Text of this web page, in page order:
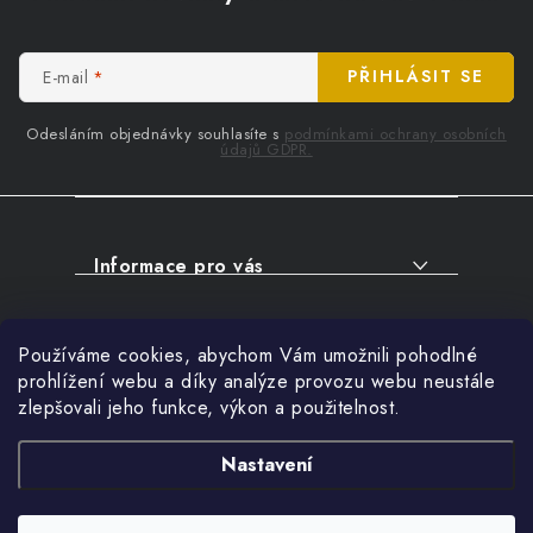
Používáme cookies, abychom Vám umožnili pohodlné
prohlížení webu a díky analýze provozu webu neustále
zlepšovali jeho funkce, výkon a použitelnost.
Nastavení
E-mail
Odesláním objednávky souhlasíte s podmínkami ochrany osobních
údajů GDPR.
PŘIHLÁSIT SE
Informace pro vás
SERVIS
FIRMY, ŠKOLY, PARTNEŘI
ARTHAS MAGAZÍN
Facebook
Přihlášení